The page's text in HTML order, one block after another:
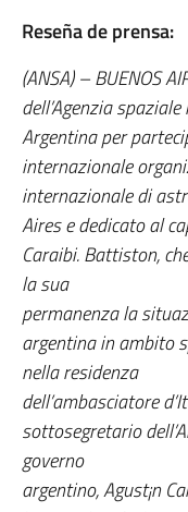
Reseña de prensa:
(ANSA) – BUENOS
dell’Agenzia
Argentina per
internazionale
internazionale di
Aires e dedicato al
Caraibi. Battiston,
la sua
permanenza la
argentina in ambito
nella residenza
dell’ambasciatore
sottosegretario
governo
argentino, Agust¡n